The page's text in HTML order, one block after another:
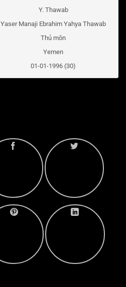
Y. Thawab
Yaser Manaji Ebrahim Yahya Thawab
Thủ môn
Yemen
01-01-1996 (30)